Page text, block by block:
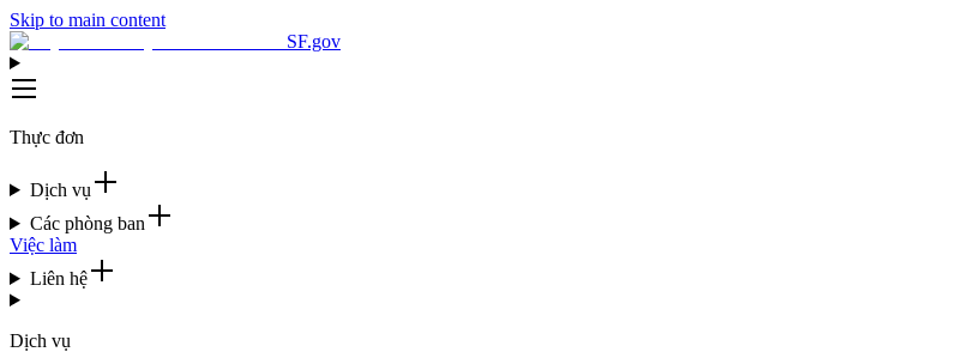
Skip to main content
SF.gov
Thực đơn
Dịch vụ
Các phòng ban
Việc làm
Liên hệ
Dịch vụ